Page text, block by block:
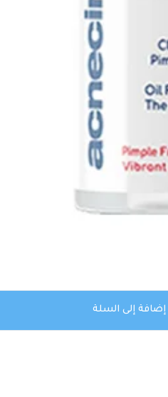
إضافة إلى السلة